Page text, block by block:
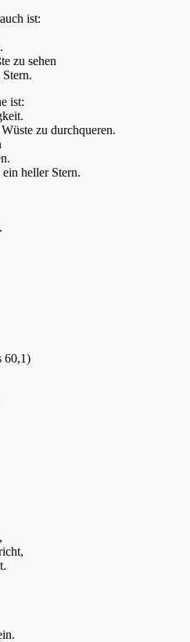
ist:
zu sehen
ist:
zu durchqueren.
heller Stern.
60,1)